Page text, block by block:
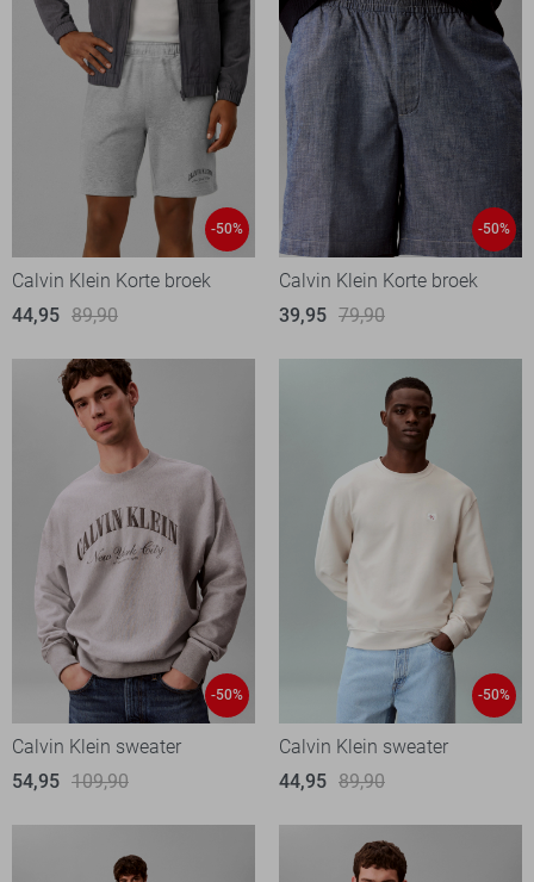
-50%
Calvin Klein Korte broek
44,95 89,90
-50%
Calvin Klein Korte broek
39,95 79,90
-50%
Calvin Klein sweater
54,95 109,90
-50%
Calvin Klein sweater
44,95 89,90